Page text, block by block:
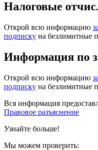
Налоговые
Открой всю информацию
подписку на безлимитные
Информация по
Открой всю информацию
подписку на безлимитные
Вся информация
Правовое разъяснение
Узнайте больше!
Мы можем проверить: